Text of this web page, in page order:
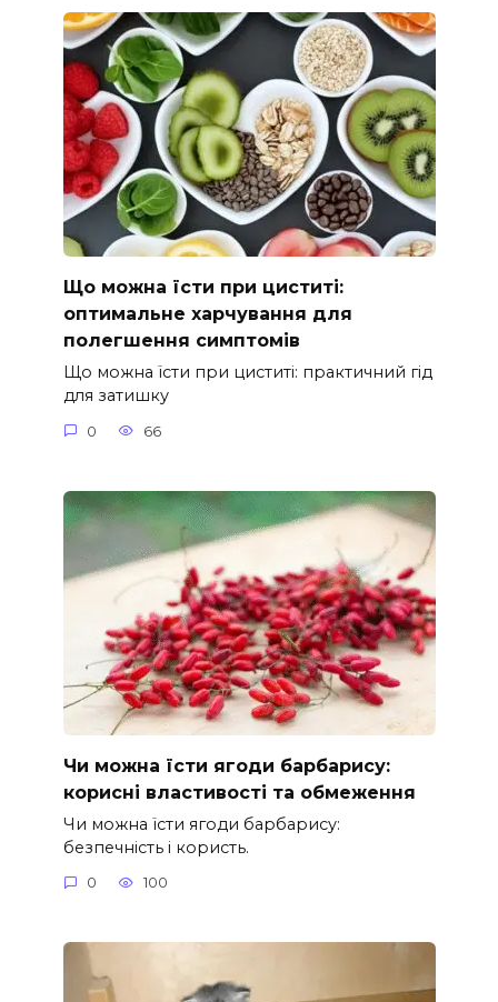
Що можна їсти при циститі:
оптимальне харчування для
полегшення симптомів
Що можна їсти при циститі: практичний гід
для затишку
0 66
Чи можна їсти ягоди барбарису:
корисні властивості та обмеження
Чи можна їсти ягоди барбарису:
безпечність і користь.
0 100